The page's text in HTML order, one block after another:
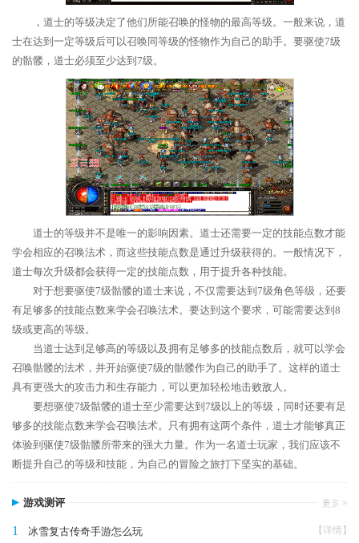
，道士的等级决定了他们所能召唤的怪物的最高等级。一般来说，道
士在达到一定等级后可以召唤同等级的怪物作为自己的助手。要驱使7级
的骷髅，道士必须至少达到7级。
道士的等级并不是唯一的影响因素。道士还需要一定的技能点数才能
学会相应的召唤法术，而这些技能点数是通过升级获得的。一般情况下，
道士每次升级都会获得一定的技能点数，用于提升各种技能。
对于想要驱使7级骷髅的道士来说，不仅需要达到7级角色等级，还要
有足够多的技能点数来学会召唤法术。要达到这个要求，可能需要达到8
级或更高的等级。
当道士达到足够高的等级以及拥有足够多的技能点数后，就可以学会
召唤骷髅的法术，并开始驱使7级的骷髅作为自己的助手了。这样的道士
具有更强大的攻击力和生存能力，可以更加轻松地击败敌人。
要想驱使7级骷髅的道士至少需要达到7级以上的等级，同时还要有足
够多的技能点数来学会召唤法术。只有拥有这两个条件，道士才能够真正
体验到驱使7级骷髅所带来的强大力量。作为一名道士玩家，我们应该不
断提升自己的等级和技能，为自己的冒险之旅打下坚实的基础。
游戏测评
1 冰雪复古传奇手游怎么玩 【详情】